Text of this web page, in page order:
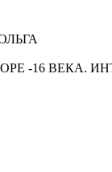
в КОРЕ -16